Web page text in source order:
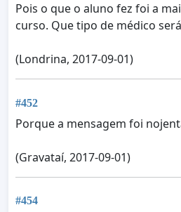
Pois o que o aluno fez foi a
curso. Que tipo de médico
(Londrina, 2017-09-01)
#452
Porque a mensagem foi
(Gravataí, 2017-09-01)
#454